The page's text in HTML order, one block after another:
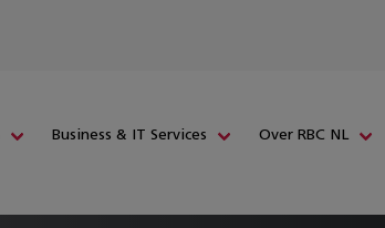
Business & IT Services Over RBC NL